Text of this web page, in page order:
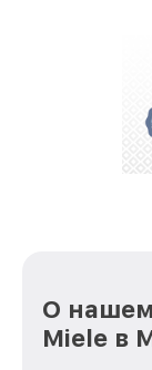
О
Miele в